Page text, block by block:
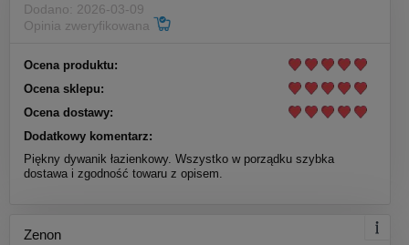
Dodano: 2026-03-09
Opinia zweryfikowana
Ocena produktu:
Ocena sklepu:
Ocena dostawy:
Dodatkowy komentarz:
Piękny dywanik łazienkowy. Wszystko w porządku szybka
dostawa i zgodność towaru z opisem.
Zenon